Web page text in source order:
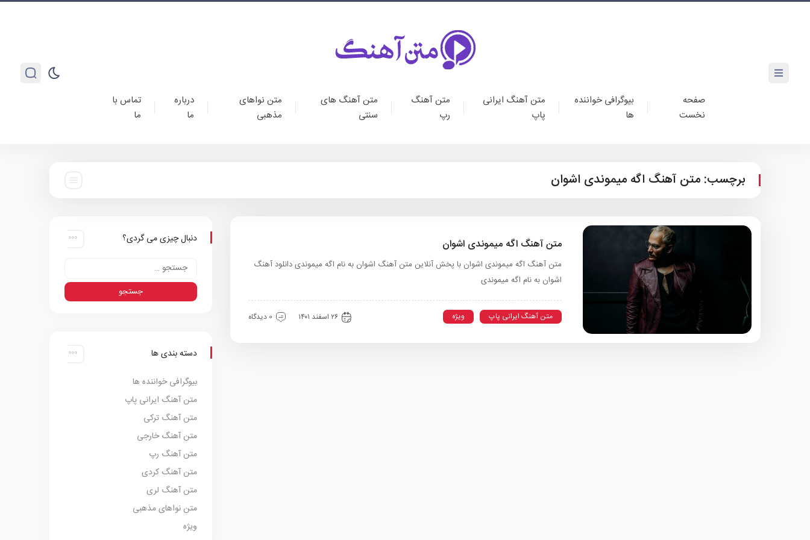
صفحه
نخست
بیوگرافی خواننده
ها
متن آهنگ ایرانی
پاپ
متن آهنگ
رپ
متن آهنگ های
سنتی
متن نواهای
مذهبی
درباره
ما
تماس با
ما
برچسب: متن آهنگ اگه میموندی اشوان
متن آهنگ اگه میموندی اشوان
متن آهنگ اگه میموندی اشوان با پخش آنلاین متن آهنگ اشوان به نام اگه میموندی دانلود آهنگ
اشوان به نام اگه میموندی
متن آهنگ ایرانی پاپ ویژه ۲۶ اسفند ۱۴۰۱ 0 دیدگاه
دنبال چیزی می گردی؟
دسته بندی ها
بیوگرافی خواننده ها
متن آهنگ ایرانی پاپ
متن آهنگ ترکی
متن آهنگ خارجی
متن آهنگ رپ
متن آهنگ کردی
متن آهنگ لری
متن نواهای مذهبی
ویژه